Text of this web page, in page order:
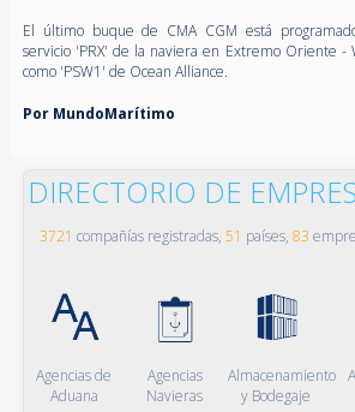
El último buque de CMA CGM está
servicio 'PRX' de la naviera en Extremo Oriente -
como 'PSW1' de Ocean Alliance.
Por MundoMarítimo
DIRECTORIO DE
3721 compañías registradas, 51 países, 83
Agencias de
Aduana
Agencias
Navieras
Almacenamiento
y Bodegaje